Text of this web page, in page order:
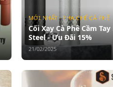
MỚI NHẤT · PHA CHẾ CÀ PHÊ
Cối Xay Cà Phê Cầm
Steel - Ưu Đãi 15%
21/02/2025